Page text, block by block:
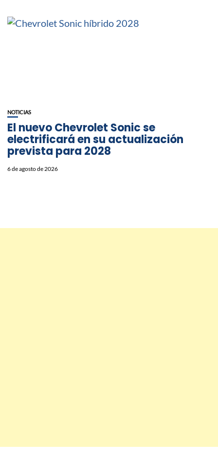
NOTICIAS
El nuevo Chevrolet Sonic se
electrificará en su actualización
prevista para 2028
6 de agosto de 2026